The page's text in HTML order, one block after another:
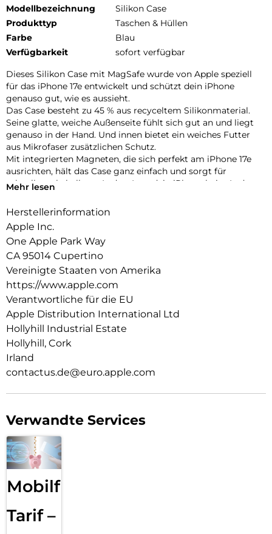
Modellbezeichnung
Silikon Case
Produkttyp
Taschen & Hüllen
Farbe
Blau
Verfügbarkeit
sofort verfügbar
Dieses Silikon Case mit MagSafe wurde von Apple speziell
für das iPhone 17e entwickelt und schützt dein iPhone
genauso gut, wie es aussieht.
Das Case besteht zu 45 % aus recyceltem Silikon­material.
Seine glatte, weiche Außenseite fühlt sich gut an und liegt
genauso in der Hand. Und innen bietet ein weiches Futter
aus Mikro­faser zusätzlichen Schutz.
Mit integrierten Magneten, die sich perfekt am iPhone 17e
ausrichten, hält das Case ganz einfach und sorgt für
schnelleres kabelloses Laden. Lass dein iPhone beim Laden
leg es auf dein Qi2 zertifiziertes Ladegerät.
des Design‑ und Fertigungs­prozesses Tausende von
Teststunden. Deshalb sieht es nicht nur großartig aus,
sondern ist auch dafür gemacht, dein iPhone vor Kratzern
und bei Stürzen zu schützen.
Mehr lesen
Herstellerinformation
Apple Inc.
One Apple Park Way
CA 95014 Cupertino
Vereinigte Staaten von Amerika
https://www.apple.com
Verantwortliche für die EU
Apple Distribution International Ltd
Hollyhill Industrial Estate
Hollyhill, Cork
Irland
contactus.de@euro.apple.com
Verwandte Services
Mobilfunk
Tarif –